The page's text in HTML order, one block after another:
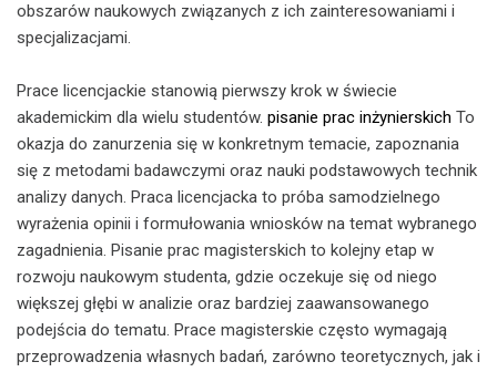
obszarów naukowych związanych z ich zainteresowaniami i
specjalizacjami.
Prace licencjackie stanowią pierwszy krok w świecie
akademickim dla wielu studentów. pisanie prac inżynierskich To
okazja do zanurzenia się w konkretnym temacie, zapoznania
się z metodami badawczymi oraz nauki podstawowych technik
analizy danych. Praca licencjacka to próba samodzielnego
wyrażenia opinii i formułowania wniosków na temat wybranego
zagadnienia. Pisanie prac magisterskich to kolejny etap w
rozwoju naukowym studenta, gdzie oczekuje się od niego
większej głębi w analizie oraz bardziej zaawansowanego
podejścia do tematu. Prace magisterskie często wymagają
przeprowadzenia własnych badań, zarówno teoretycznych, jak i